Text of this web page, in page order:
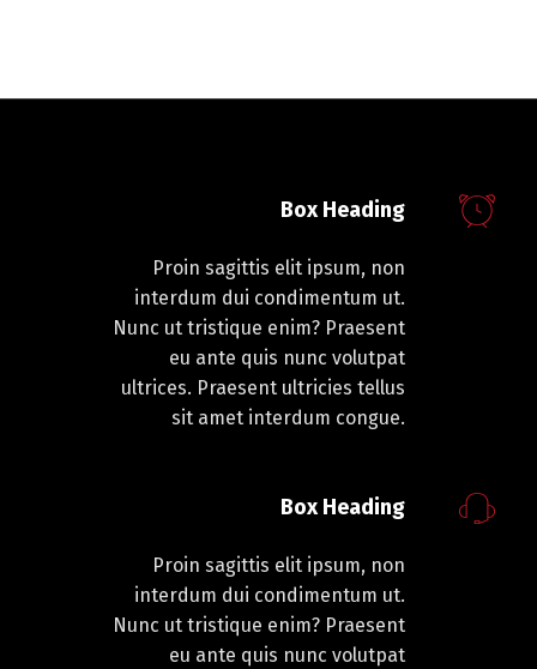
Box Heading
Proin sagittis elit ipsum, non
interdum dui condimentum ut.
Nunc ut tristique enim? Praesent
eu ante quis nunc volutpat
ultrices. Praesent ultricies tellus
sit amet interdum congue.
Box Heading
Proin sagittis elit ipsum, non
interdum dui condimentum ut.
Nunc ut tristique enim? Praesent
eu ante quis nunc volutpat